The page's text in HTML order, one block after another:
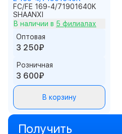
FC/FE 169-4/71901640K
SHAANXI
В наличии в 5 филиалах
Оптовая
3 250₽
Розничная
3 600₽
В корзину
Получить